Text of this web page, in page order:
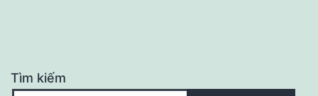
Tìm kiếm